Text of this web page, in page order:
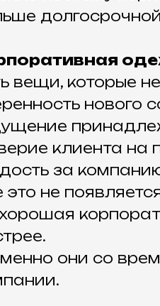
вещи, которые
нового
клиента на
за
это не
они со